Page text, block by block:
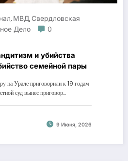
, МВД, Свердловская
Дело
0
и убийства
семейной пары
на Урале приговорили к 19 годам
суд вынес приговор…
9 Июня, 2026